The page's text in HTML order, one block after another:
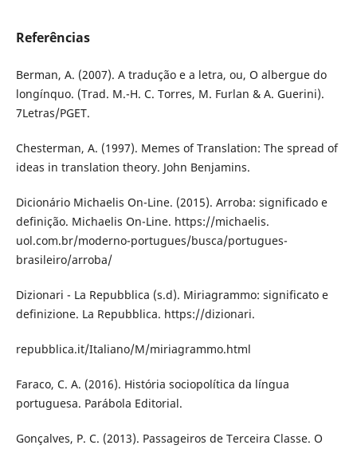
Referências
Berman, A. (2007). A tradução e a letra, ou, O albergue do
longínquo. (Trad. M.-H. C. Torres, M. Furlan & A. Guerini).
7Letras/PGET.
Chesterman, A. (1997). Memes of Translation: The spread of
ideas in translation theory. John Benjamins.
Dicionário Michaelis On-Line. (2015). Arroba: significado e
definição. Michaelis On-Line. https://michaelis.
uol.com.br/moderno-portugues/busca/portugues-
brasileiro/arroba/
Dizionari - La Repubblica (s.d). Miriagrammo: significato e
definizione. La Repubblica. https://dizionari.
repubblica.it/Italiano/M/miriagrammo.html
Faraco, C. A. (2016). História sociopolítica da língua
portuguesa. Parábola Editorial.
Gonçalves, P. C. (2013). Passageiros de Terceira Classe. O